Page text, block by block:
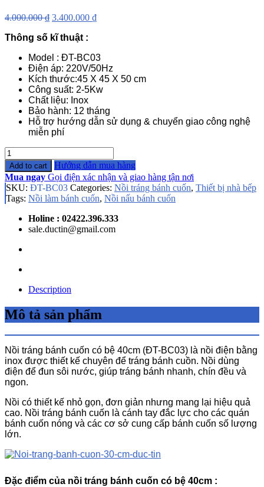
4.000.000₫ 3.400.000 ₫
Thông số kĩ thuật :
Model : ĐT-BC03
Điện áp: 220V/50Hz
Kích thước:45 X 45 X 50 cm
Công suất: 2-5Kw
Chất liệu: Inox
Bảo hành: 12 tháng
Hỗ trợ hướng dẫn sử dụng & chuyển giao công nghệ
miễn phí
Quantity
Add to cart
Hướng dẫn mua hàng
Mua ngay Gọi điện xác nhận và giao hàng tận nơi
SKU: ĐT-BC03 Categories: Nồi tráng bánh cuốn, Thiết bị nhà bếp
Tags: Nồi làm bánh cuốn, Nồi nấu bánh cuốn
Holine : 02422.396.333
sale.ductin@gmail.com
Description
Mô tả sản phẩm
Nồi tráng bánh cuốn có bệ 40cm (ĐT-BC03) là nồi điện bằng
inox được thiết kế chuyên để tráng bánh cuồn. Nồi dùng
điện để đun sôi nước, giúp tráng bánh nhanh, chín đều và
ngon.
Nồi có thiết kế nhỏ gọn, đơn giản nhưng mang lại hiệu quả
cao. Nồi tráng bánh cuốn là cánh tay đắc lực cho các quán
bánh cuốn nóng và các cơ sở cung cấp bánh cuốn số lượng
lớn.
Đặc điểm của nồi tráng bánh cuốn có bệ 40cm :